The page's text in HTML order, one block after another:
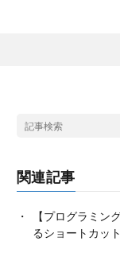
関連記事
【プログラミン
るショートカッ